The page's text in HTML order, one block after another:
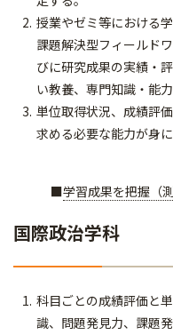
授業やゼミ等における
課題解決型フィールド
びに研究成果の実績・
い教養、専門知識・能
単位取得状況、成績評
求める必要な能力が身
■学習成果を把握（
国際政治学科
科目ごとの成績評価と
識、問題発見力、課題